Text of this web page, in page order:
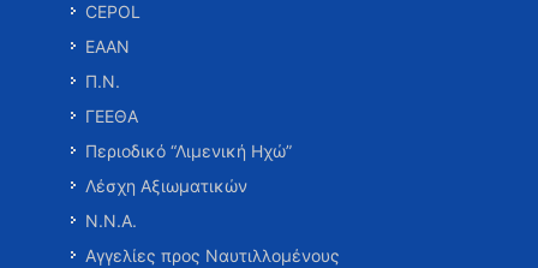
CEPOL
ΕΑΑΝ
Π.Ν.
ΓΕΕΘΑ
Περιοδικό “Λιμενική Ηχώ”
Λέσχη Αξιωματικών
Ν.Ν.Α.
Αγγελίες προς Ναυτιλλομένους